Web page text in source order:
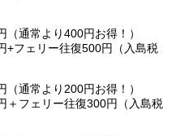
常より400円お得！）
+フェリー往復500円（入島税
常より200円お得！）
フェリー往復300円（入島税